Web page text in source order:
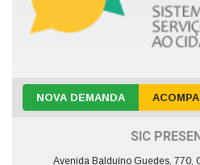
NOVA DEMANDA
SIC
Avenida Balduíno Guedes, 770,